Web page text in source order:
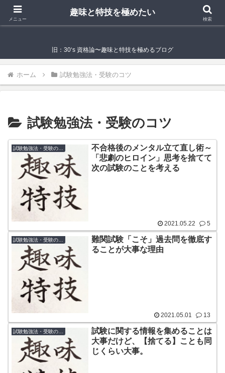
趣味と特技を極めたい
旧：30‘s 資格論〜趣味と特技を極めるブログ
ホーム 試験勉強法・受験のコツ
試験勉強法・受験のコツ
試験勉強法・受験のコツ
不合格後のメンタル立て直し術～
「悲劇のヒロイン」思考を捨てて
次の試験のことを考える
2021.05.22 5
試験勉強法・受験のコツ
難関試験「こそ」過去問を徹底す
ることが大事な理由
2021.05.01 13
試験勉強法・受験のコツ
試験に関する情報を集めることは
大事だけど、【捨てる】ことも同
じくらい大事。
メニュー
趣味と特技を極めたい
検索